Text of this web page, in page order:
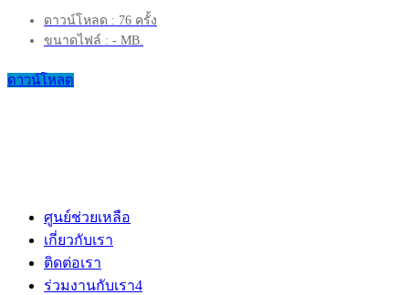
ดาวน์โหลด : 76 ครั้ง
ขนาดไฟล์ : - MB.
ดาวน์โหลด
ศูนย์ช่วยเหลือ
เกี่ยวกับเรา
ติดต่อเรา
ร่วมงานกับเรา4